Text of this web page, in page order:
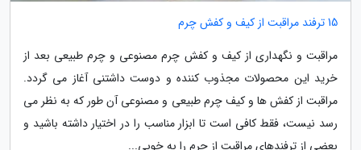
15 ترفند مراقبت از کیف و کفش چرم
مراقبت و نگهداری از کیف و کفش چرم مصنوعی و چرم طبیعی بعد از
خرید این محصولات مجذوب کننده و دوست داشتنی آغاز می گردد.
مراقبت از کفش ها و کیف چرم طبیعی و مصنوعی آن طور که به نظر می
رسد نیست، فقط کافی است تا ابزار مناسب را در اختیار داشته باشید و
بعضی از ترفندهای مراقبت از چرم را به خوبی...